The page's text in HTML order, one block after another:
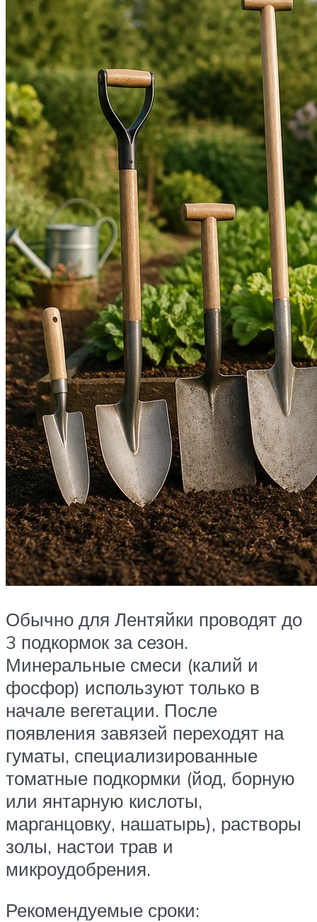
Обычно для Лентяйки проводят до
3 подкормок за сезон.
Минеральные смеси (калий и
фосфор) используют только в
начале вегетации. После
появления завязей переходят на
гуматы, специализированные
томатные подкормки (йод, борную
или янтарную кислоты,
марганцовку, нашатырь), растворы
золы, настои трав и
микроудобрения.
Рекомендуемые сроки: